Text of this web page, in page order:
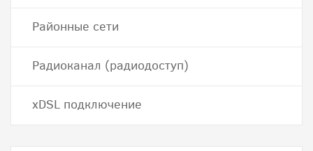
Районные сети
Радиоканал (радиодоступ)
хDSL подключение